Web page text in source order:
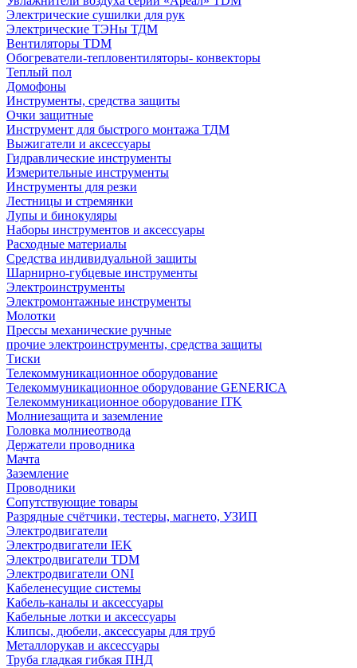
Электрические сушилки для рук
Электрические ТЭНы ТДМ
Вентиляторы TDM
Обогреватели-тепловентиляторы- конвекторы
Теплый пол
Домофоны
Инструменты, средства защиты
Очки защитные
Инструмент для быстрого монтажа ТДМ
Выжигатели и аксессуары
Гидравлические инструменты
Измерительные инструменты
Инструменты для резки
Лестницы и стремянки
Лупы и бинокуляры
Наборы инструментов и аксессуары
Расходные материалы
Средства индивидуальной защиты
Шарнирно-губцевые инструменты
Электроинструменты
Электромонтажные инструменты
Молотки
Прессы механические ручные
прочие электроинструменты, средства защиты
Тиски
Телекоммуникационное оборудование
Телекоммуникационное оборудование GENERICA
Телекоммуникационное оборудование ITK
Молниезащита и заземление
Головка молниеотвода
Держатели проводника
Мачта
Заземление
Проводники
Сопутствующие товары
Разрядные счётчики, тестеры, магнето, УЗИП
Электродвигатели
Электродвигатели IEK
Электродвигатели TDM
Электродвигатели ONI
Кабеленесущие системы
Кабель-каналы и аксессуары
Кабельные лотки и аксессуары
Клипсы, дюбели, аксессуары для труб
Металлорукав и аксессуары
Труба гладкая гибкая ПНД